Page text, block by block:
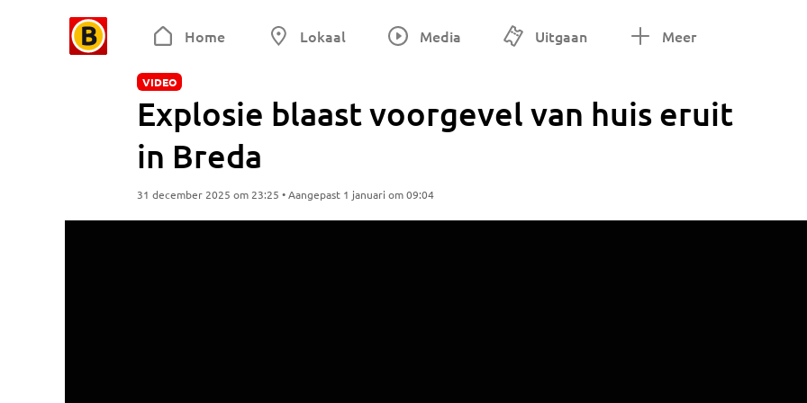
Home Lokaal Media Uitgaan Meer
VIDEO
Explosie blaast voorgevel van huis eruit
in Breda
31 december 2025 om 23:25 • Aangepast 1 januari om 09:04